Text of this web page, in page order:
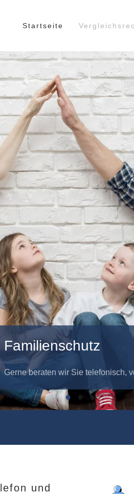
Startseite
Sachschutz -
Gerne beraten wir Sie telefonisch,
Familienschutz
Sachschutz -
und